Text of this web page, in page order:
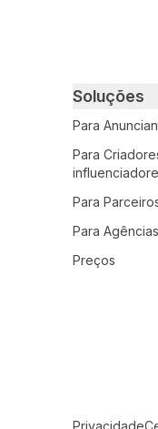
Primary
Soluções
Para
Para
Para
Para Agências
Preços